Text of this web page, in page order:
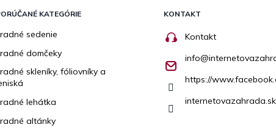
KATEGÓRIE
sedenie
domčeky
skleníky, fóliovníky a
lehátka
altánky
KONTAKT
Kontakt
info@
https://
internetovazahrada.sk